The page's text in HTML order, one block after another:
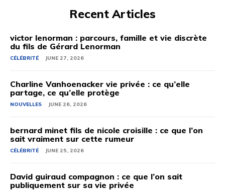
Recent Articles
victor lenorman : parcours, famille et vie discrète
du fils de Gérard Lenorman
CÉLÉBRITÉ JUNE 27, 2026
Charline Vanhoenacker vie privée : ce qu’elle
partage, ce qu’elle protège
NOUVELLES JUNE 26, 2026
bernard minet fils de nicole croisille : ce que l’on
sait vraiment sur cette rumeur
CÉLÉBRITÉ JUNE 25, 2026
David guiraud compagnon : ce que l’on sait
publiquement sur sa vie privée